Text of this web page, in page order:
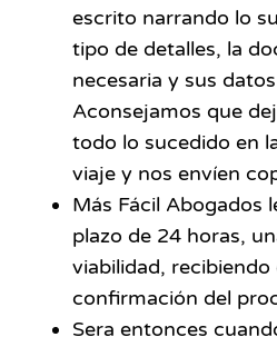
escrito narrando lo
tipo de detalles, la
necesaria y sus
Aconsejamos que
todo lo sucedido en
viaje y nos envíen
Más Fácil Abogados
plazo de 24 horas,
viabilidad, recibiendo
confirmación del
Sera entonces